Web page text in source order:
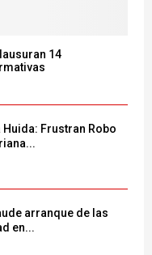
14
Huida: Frustran Robo
arranque de las
en...